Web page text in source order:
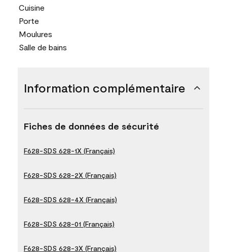
Cuisine
Porte
Moulures
Salle de bains
Information complémentaire
Fiches de données de sécurité
F628-SDS 628-1X (Français)
F628-SDS 628-2X (Français)
F628-SDS 628-4X (Français)
F628-SDS 628-01 (Français)
F628-SDS 628-3X (Français)